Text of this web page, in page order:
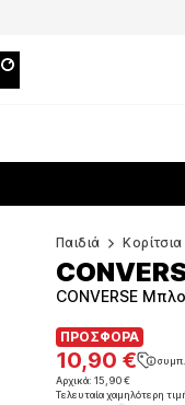
Παιδιά Κορίτσια
ΠΡΟΣΦΟΡΑ
10,90 €
Αρχικά: 15,90 €
Τελευταία χαμηλότερη
ΠΡΟΣΦΟΡΑ
10,90 €
Αρχικά: 15,90 €
CONVERSE